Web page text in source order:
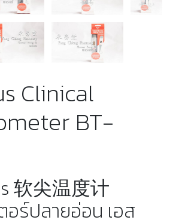
Clinical
BT-
软尖温度计
อร์ปลายอ่อน เอส